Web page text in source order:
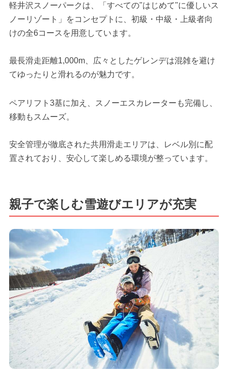
軽井沢スノーパークは、「すべての"はじめて"に優しいス
ノーリゾート」をコンセプトに、初級・中級・上級者向
けの全6コースを用意しています。
最長滑走距離1,000m、広々としたゲレンデは混雑を避け
てゆったりと滑れるのが魅力です。
ペアリフト3基に加え、スノーエスカレーターも完備し、
移動もスムーズ。
安全管理が徹底された共用滑走エリアは、レベル別に配
置されており、安心して楽しめる環境が整っています。
親子で楽しむ雪遊びエリアが充実